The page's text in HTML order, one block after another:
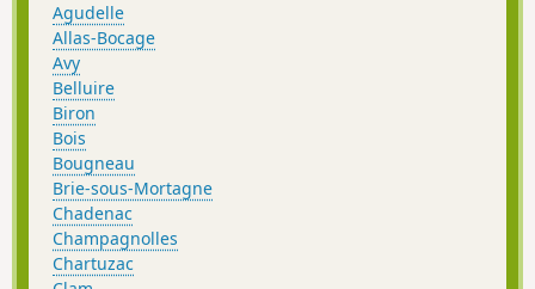
Agudelle
Allas-Bocage
Avy
Belluire
Biron
Bois
Bougneau
Brie-sous-Mortagne
Chadenac
Champagnolles
Chartuzac